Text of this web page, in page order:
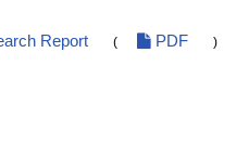
Report ( PDF )